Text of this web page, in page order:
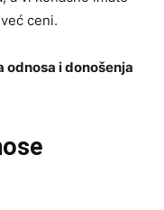
ceni.
odnosa i donošenja